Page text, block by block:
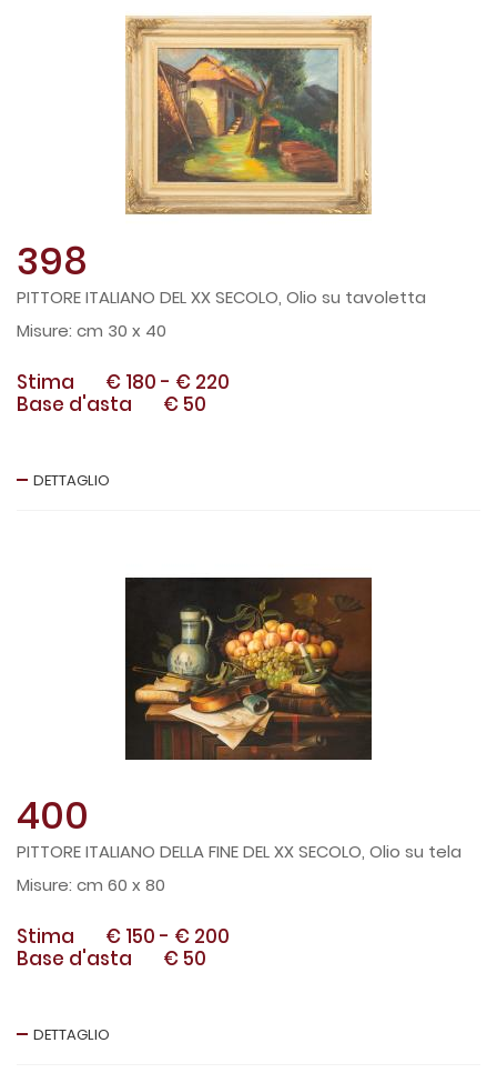
398
PITTORE ITALIANO DEL XX SECOLO, Olio su tavoletta
cm 30 x 40
Stima € 180 - € 220
Base d'asta
€ 50
DETTAGLIO
400
PITTORE ITALIANO DELLA FINE DEL XX SECOLO, Olio su tela
cm 60 x 80
Stima € 150 - € 200
Base d'asta
€ 50
DETTAGLIO